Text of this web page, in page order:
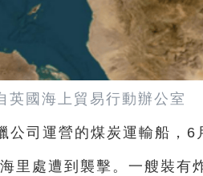
英國海上貿易行動辦公室
公司運營的煤炭運輸船，6
里處遭到襲擊。一艘裝有